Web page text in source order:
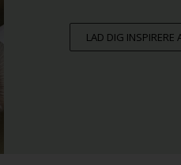
LAD DIG INSPIRERE